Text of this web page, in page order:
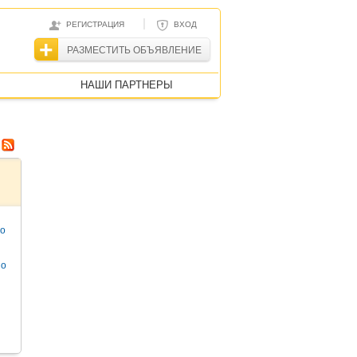
РЕГИСТРАЦИЯ | ВХОД
РАЗМЕСТИТЬ ОБЪЯВЛЕНИЕ
НАШИ ПАРТНЕРЫ